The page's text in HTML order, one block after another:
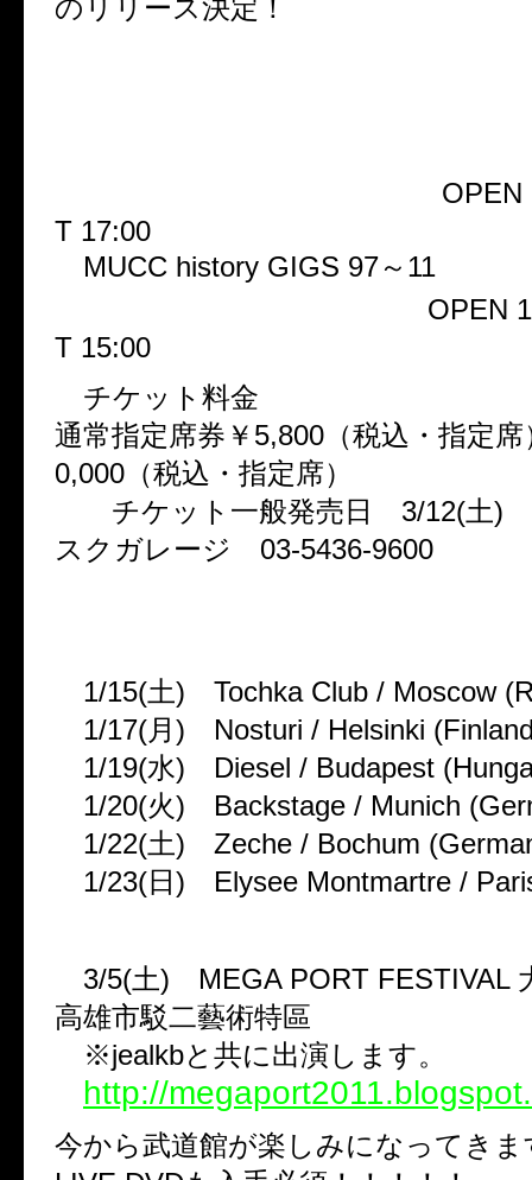
のリリース決定！
T 17:00
MUCC history GIGS 97～11
OPEN
T 15:00
チケット料金
通常指定席券￥5,800（税込・指定
0,000（税込・指定席）
チケット一般発売日 3/12(土)
スクガレージ 03-5436-9600
1/15(土) Tochka Club / Moscow
1/17(月) Nosturi / Helsinki
1/19(水) Diesel / Budapest
1/20(火) Backstage / Munich
1/22(土) Zeche / Bochum
1/23(日) Elysee Montmartre /
3/5(土) MEGA PORT FESTIVAL
高雄市駁二藝術特區
※jealkbと共に出演します。
http://
今から武道館が楽しみになってき